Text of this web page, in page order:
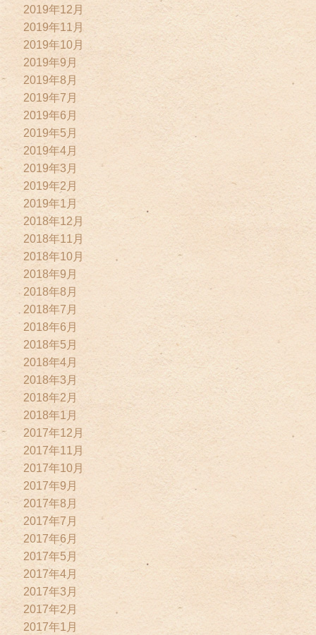
2019年12月
2019年11月
2019年10月
2019年9月
2019年8月
2019年7月
2019年6月
2019年5月
2019年4月
2019年3月
2019年2月
2019年1月
2018年12月
2018年11月
2018年10月
2018年9月
2018年8月
2018年7月
2018年6月
2018年5月
2018年4月
2018年3月
2018年2月
2018年1月
2017年12月
2017年11月
2017年10月
2017年9月
2017年8月
2017年7月
2017年6月
2017年5月
2017年4月
2017年3月
2017年2月
2017年1月